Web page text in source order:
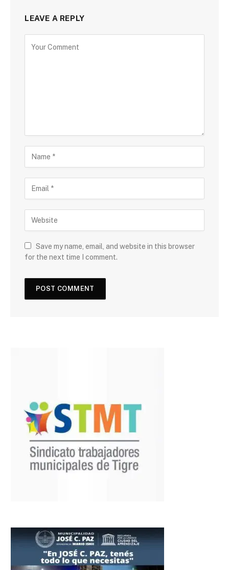
LEAVE A REPLY
Save my name, email, and website in this browser
for the next time I comment.